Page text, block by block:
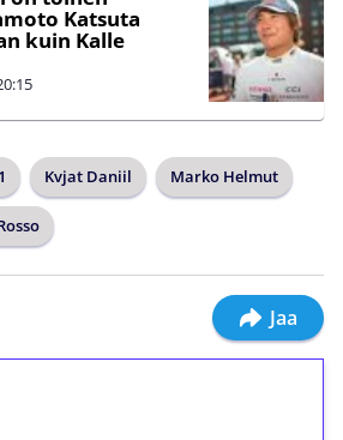
Katsuta
kuin Kalle
Kvjat Daniil Marko Helmut
Jaa